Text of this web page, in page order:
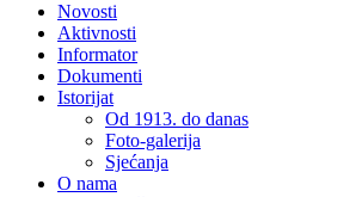
Novosti
Aktivnosti
Informator
Dokumenti
Istorijat
Od 1913. do danas
Foto-galerija
Sjećanja
O nama